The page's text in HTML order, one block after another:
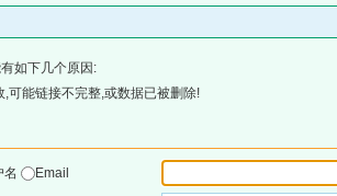
如下几个原因:
可能链接不完整,或数据已被删除!
名
Email